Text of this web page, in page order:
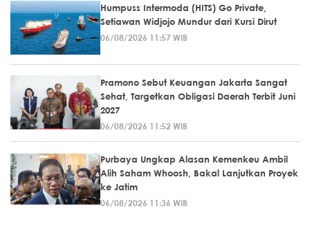
Humpuss Intermoda (HITS) Go Private,
Setiawan Widjojo Mundur dari Kursi Dirut
06/08/2026 11:57 WIB
Pramono Sebut Keuangan Jakarta Sangat
Sehat, Targetkan Obligasi Daerah Terbit Juni
2027
06/08/2026 11:52 WIB
Purbaya Ungkap Alasan Kemenkeu Ambil
Alih Saham Whoosh, Bakal Lanjutkan Proyek
ke Jatim
06/08/2026 11:36 WIB